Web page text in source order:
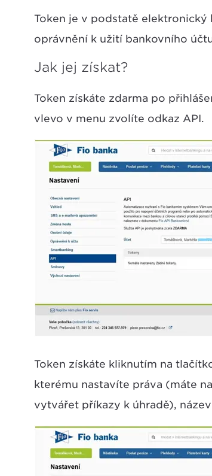
Token je v podstatě elektronický
oprávnění k užití bankovního
Jak jej získat?
Token získáte zdarma po
vlevo v menu zvolíte odkaz API.
Token získáte kliknutím na
kterému nastavíte práva (máte
vytvářet příkazy k úhradě),